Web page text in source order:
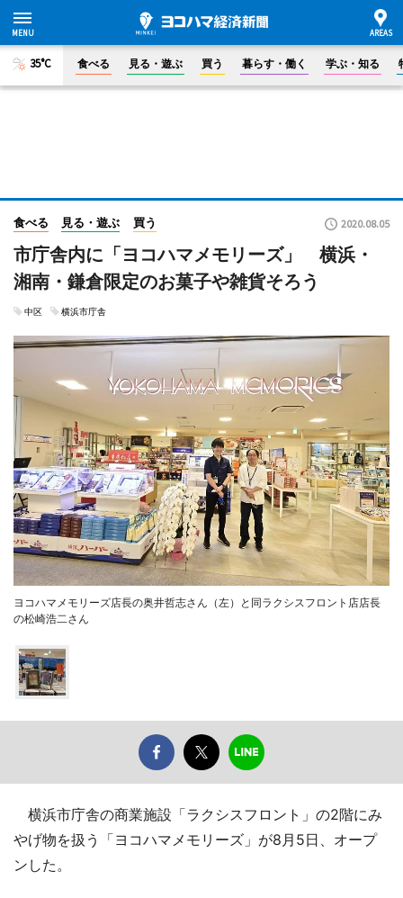
35°C 食べる 見る・遊ぶ 買う 暮らす・働く 学ぶ・知る
食べる 見る・遊ぶ 買う 2020.08.05
市庁舎内に「ヨコハマメモリーズ」 横浜・
湘南・鎌倉限定のお菓子や雑貨そろう
中区 横浜市庁舎
ヨコハマメモリーズ店長の奥井哲志さん（左）と同ラクシスフロント店店長
の松崎浩二さん
横浜市庁舎の商業施設「ラクシスフロント」の2階にみ
やげ物を扱う「ヨコハマメモリーズ」が8月5日、オープ
ンした。